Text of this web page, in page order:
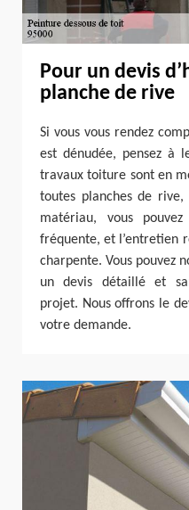
Pour un devis
planche de rive
Si vous vous rendez
est dénudée, pensez à
travaux toiture sont en
toutes planches de
matériau, vous
fréquente, et l’entretien
charpente. Vous pouvez
un devis détaillé et
projet. Nous offrons le
votre demande.